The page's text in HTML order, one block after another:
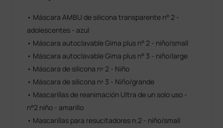
• Máscara AMBU de silicona transparente n° 2 -
adolescentes - azul
• Máscara autoclavable Gima plus n° 2 - niño/small
• Máscara autoclavable Gima plus n° 3 - niño/large
• Máscara de silicona nº 2 - Niño
• Máscara de silicona nº 3 - Niño/grande
• Mascarillas de reanimación Ultra de un solo uso -
n°2 niño - amarillo
• Mascarillas para resucitadores n.2 - niño/small